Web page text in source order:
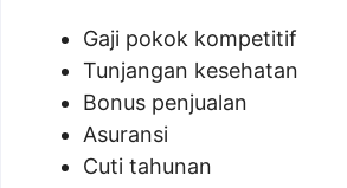
Gaji pokok kompetitif
Tunjangan kesehatan
Bonus penjualan
Asuransi
Cuti tahunan